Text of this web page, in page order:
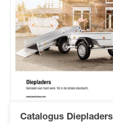
Catalogus Diepladers